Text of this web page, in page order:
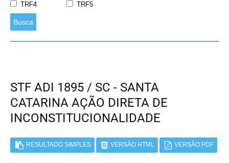
TRF4
TRF5
Busca
STF ADI 1895 / SC - SANTA
CATARINA AÇÃO DIRETA DE
INCONSTITUCIONALIDADE
RESULTADO SIMPLES VERSÃO HTML VERSÃO PDF